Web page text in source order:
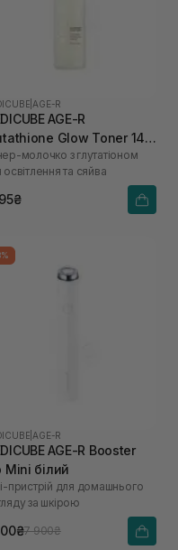
AGE-R
AGE-R
Glow Toner 140
молочко з глутатіоном
освітлення та сяйва
AGE-R
AGE-R Booster
Mini білий
пристрій для домашнього
за шкірою
7 900₴